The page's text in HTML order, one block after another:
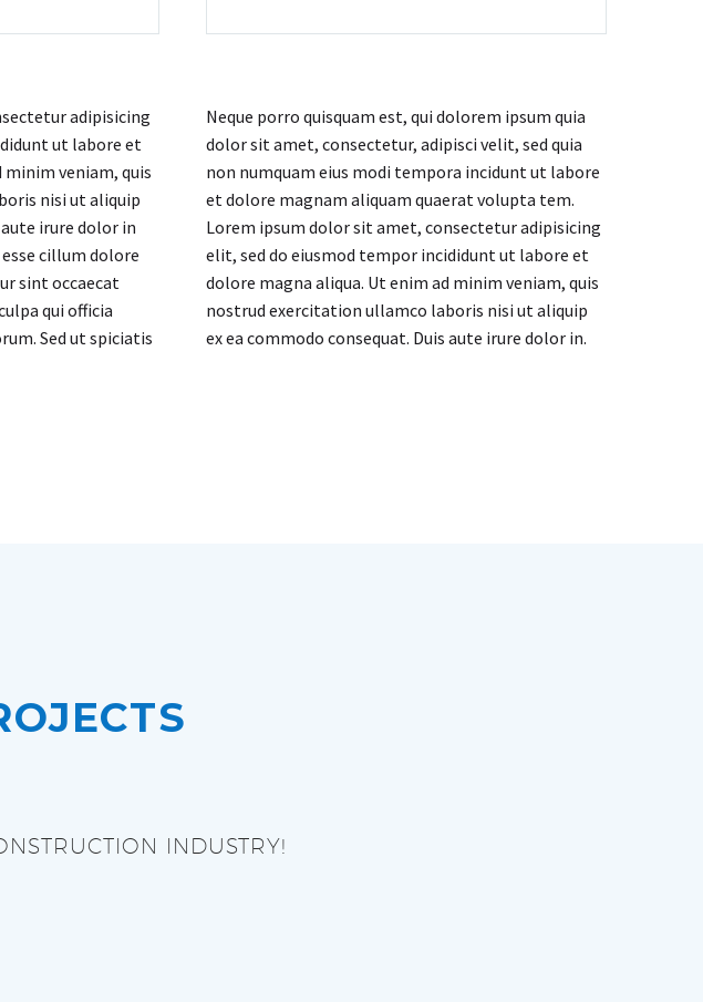
adipisicing
ut labore et
veniam, quis
nisi ut aliquip
irure dolor in
cillum dolore
sint occaecat
qui officia
Sed ut spiciatis
Neque porro quisquam est, qui dolorem ipsum quia
dolor sit amet, consectetur, adipisci velit, sed quia
non numquam eius modi tempora incidunt ut labore
et dolore magnam aliquam quaerat volupta tem.
Lorem ipsum dolor sit amet, consectetur adipisicing
elit, sed do eiusmod tempor incididunt ut labore et
dolore magna aliqua. Ut enim ad minim veniam, quis
nostrud exercitation ullamco laboris nisi ut aliquip
ex ea commodo consequat. Duis aute irure dolor in.
INDUSTRY!